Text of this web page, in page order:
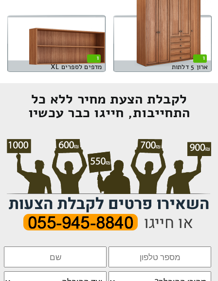
1
ארון 5 דלתות
1
מדפים לספרים XL
לקבלת הצעת מחיר ללא כל
התחייבות, חייגו כבר עכשיו